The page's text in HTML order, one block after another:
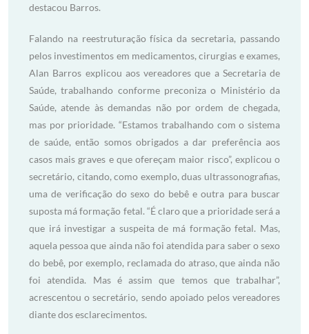
destacou Barros.
Falando na reestruturação física da secretaria, passando
pelos investimentos em medicamentos, cirurgias e exames,
Alan Barros explicou aos vereadores que a Secretaria de
Saúde, trabalhando conforme preconiza o Ministério da
Saúde, atende às demandas não por ordem de chegada,
mas por prioridade. “Estamos trabalhando com o sistema
de saúde, então somos obrigados a dar preferência aos
casos mais graves e que ofereçam maior risco”, explicou o
secretário, citando, como exemplo, duas ultrassonografias,
uma de verificação do sexo do bebê e outra para buscar
suposta má formação fetal. “É claro que a prioridade será a
que irá investigar a suspeita de má formação fetal. Mas,
aquela pessoa que ainda não foi atendida para saber o sexo
do bebê, por exemplo, reclamada do atraso, que ainda não
foi atendida. Mas é assim que temos que trabalhar”,
acrescentou o secretário, sendo apoiado pelos vereadores
diante dos esclarecimentos.